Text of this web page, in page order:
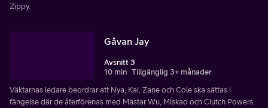
Zippy.
Gåvan Jay
Avsnitt 3
10 min Tillgänglig 3+ månader
Väktarnas ledare beordrar att Nya, Kai, Zane och Cole ska sättas i
fängelse där de återförenas med Mästar Wu, Miskao och Clutch Powers.